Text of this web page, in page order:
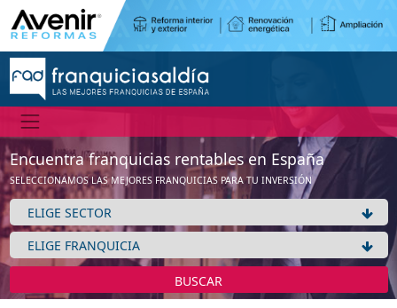
Encuentra franquicias rentables en España
SELECCIONAMOS LAS MEJORES FRANQUICIAS PARA TU INVERSIÓN
BUSCAR